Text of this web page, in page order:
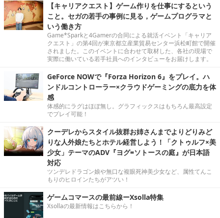
【キャリアクエスト】ゲーム作りを仕事にするという
こと。セガの若手の事例に見る，ゲームプログラマと
いう働き方
Game*Sparkと4Gamerの合同による就活イベント「キャリア
クエスト」の第4回が東京都立産業貿易センター浜松町館で開催
されました。このイベントに合わせて取材した、各社の現場で
実際に働いている若手社員へのインタビューをお届けします。
GeForce NOWで『Forza Horizon 6』をプレイ。ハ
ンドルコントローラー×クラウドゲーミングの底力を体
感
体感的にラグはほぼ無し。グラフィックスはもちろん最高設定
でプレイ可能！
クーデレからスタイル抜群お姉さんまでよりどりみど
りな人外娘たちとホテル経営しよう！「クトゥルフ×美
少女」テーマのADV『ヨグ=ソトースの庭』が日本語
対応
ツンデレドラゴン娘や無口な複眼死神美少女など、属性てんこ
もりのヒロインたちがアツい！
ゲームコマースの最前線ーXsolla特集
Xsollaの最新情報はこちらから！